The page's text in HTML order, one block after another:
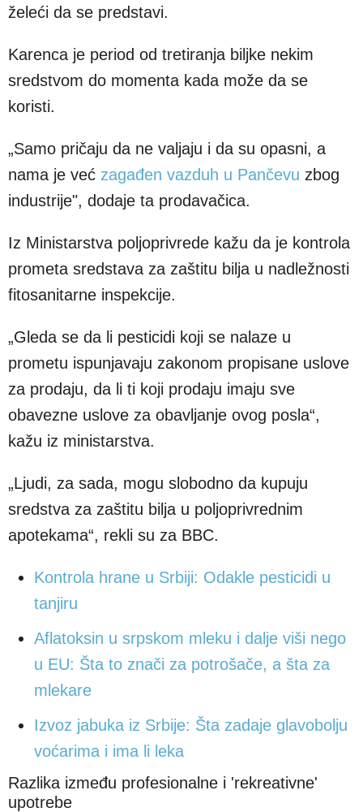
želeći da se predstavi.
Karenca je period od tretiranja biljke nekim
sredstvom do momenta kada može da se
koristi.
„Samo pričaju da ne valjaju i da su opasni, a
nama je već zagađen vazduh u Pančevu zbog
industrije", dodaje ta prodavačica.
Iz Ministarstva poljoprivrede kažu da je kontrola
prometa sredstava za zaštitu bilja u nadležnosti
fitosanitarne inspekcije.
„Gleda se da li pesticidi koji se nalaze u
prometu ispunjavaju zakonom propisane uslove
za prodaju, da li ti koji prodaju imaju sve
obavezne uslove za obavljanje ovog posla“,
kažu iz ministarstva.
„Ljudi, za sada, mogu slobodno da kupuju
sredstva za zaštitu bilja u poljoprivrednim
apotekama“, rekli su za BBC.
Kontrola hrane u Srbiji: Odakle pesticidi u
tanjiru
Aflatoksin u srpskom mleku i dalje viši nego
u EU: Šta to znači za potrošače, a šta za
mlekare
Izvoz jabuka iz Srbije: Šta zadaje glavobolju
voćarima i ima li leka
Razlika između profesionalne i 'rekreativne'
upotrebe